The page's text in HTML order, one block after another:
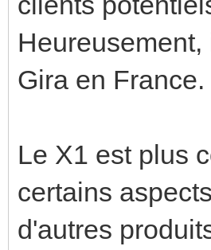
Gira en France.
Le X1 est plus
certains
d'autres